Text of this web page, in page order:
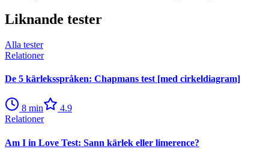
Liknande tester
Alla tester
Relationer
De 5 kärleksspråken: Chapmans test [med cirkeldiagram]
8 min
4.9
Relationer
Am I in Love Test: Sann kärlek eller limerence?